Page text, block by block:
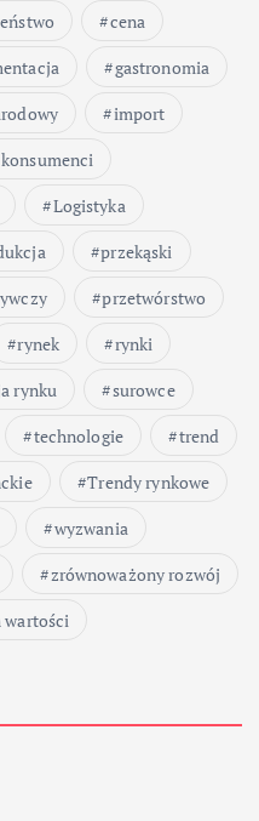
cena
gastronomia
import
konsumenci
Logistyka
przekąski
przetwórstwo
rynek
rynki
rynku
surowce
technologie
trend
Trendy rynkowe
wyzwania
zrównoważony rozwój
wartości